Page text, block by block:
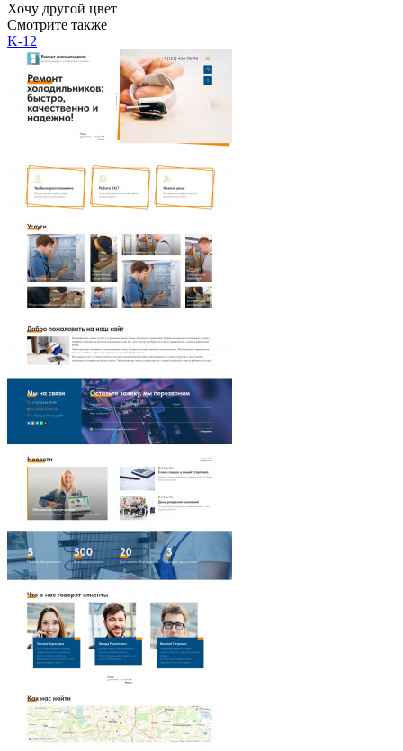
Хочу другой цвет
Смотрите также
K-12